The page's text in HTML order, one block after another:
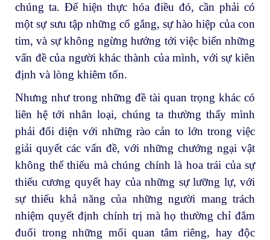
chúng ta. Để hiện thực hóa điều đó, cần phải có
một sự sưu tập những cố gắng, sự hào hiệp của con
tim, và sự không ngừng hướng tới việc biến những
vấn đề của người khác thành của mình, với sự kiên
định và lòng khiêm tốn.
Nhưng như trong những đề tài quan trọng khác có
liên hệ tới nhân loại, chúng ta thường thấy mình
phải đối diện với những rào cản to lớn trong việc
giải quyết các vấn đề, với những chướng ngại vật
không thể thiếu mà chúng chính là hoa trái của sự
thiếu cương quyết hay của những sự lưỡng lự, với
sự thiếu khả năng của những người mang trách
nhiệm quyết định chính trị mà họ thường chỉ đắm
đuối trong những mối quan tâm riêng, hay độc